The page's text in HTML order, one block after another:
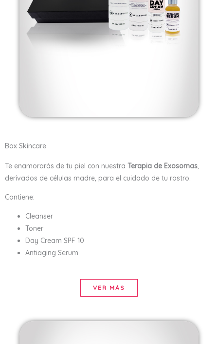
Box Skincare
Te enamorarás de tu piel con nuestra Terapia de Exosomas,
derivados de células madre, para el cuidado de tu rostro.
Contiene:
Cleanser
Toner
Day Cream SPF 10
Antiaging Serum
VER MÁS